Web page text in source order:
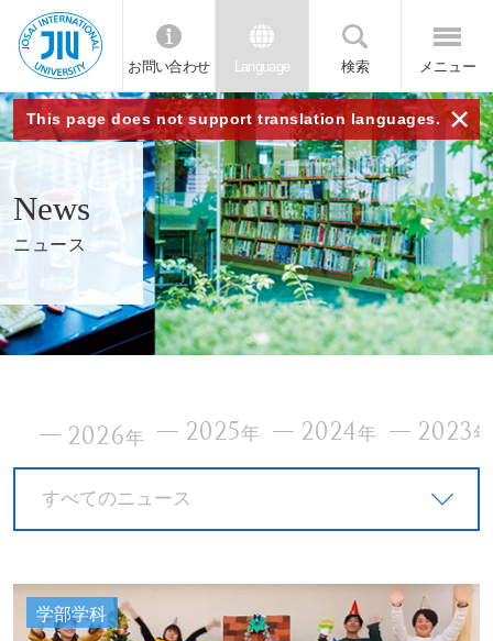
JIU
城西
国際
大学
お問い合わせ Language 検索 メニュー
This page does not support translation languages. ×
News
ニュース
2026年 2025年 2024年 2023年
すべてのニュース
学部学科